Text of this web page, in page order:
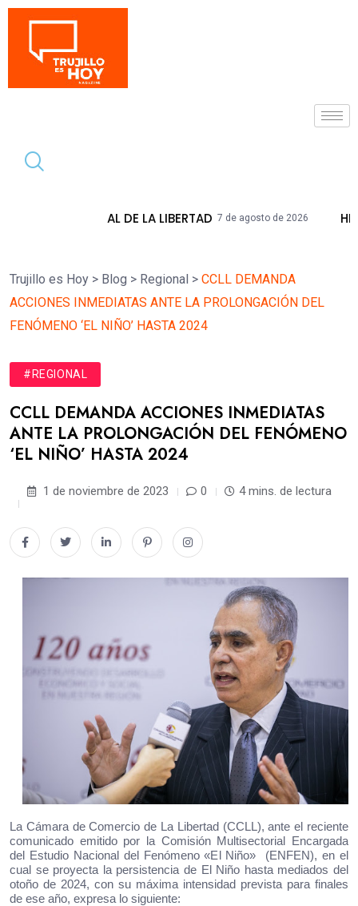
7 de agosto de 2026 HIDRANDINA
Trujillo es Hoy > Blog > Regional > CCLL DEMANDA
ACCIONES INMEDIATAS ANTE LA PROLONGACIÓN DEL
FENÓMENO ‘EL NIÑO’ HASTA 2024
#REGIONAL
CCLL DEMANDA ACCIONES INMEDIATAS
ANTE LA PROLONGACIÓN DEL FENÓMENO
‘EL NIÑO’ HASTA 2024
1 de noviembre de 2023 0 4 mins. de lectura
La Cámara de Comercio de La Libertad (CCLL), ante el reciente
comunicado emitido por la Comisión Multisectorial Encargada
del Estudio Nacional del Fenómeno «El Niño» (ENFEN), en el
cual se proyecta la persistencia de El Niño hasta mediados del
otoño de 2024, con su máxima intensidad prevista para finales
de ese año, expresa lo siguiente: